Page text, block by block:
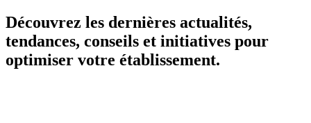
Découvrez les dernières actualités,
tendances, conseils et initiatives pour
optimiser votre établissement.